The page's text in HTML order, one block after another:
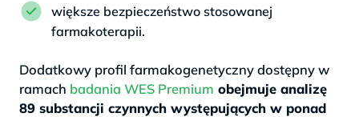
większe bezpieczeństwo stosowanej
farmakoterapii.
Dodatkowy profil farmakogenetyczny dostępny w
ramach badania WES Premium obejmuje analizę
89 substancji czynnych występujących w ponad